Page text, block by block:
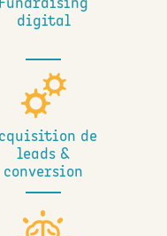
digital
de
leads &
conversion